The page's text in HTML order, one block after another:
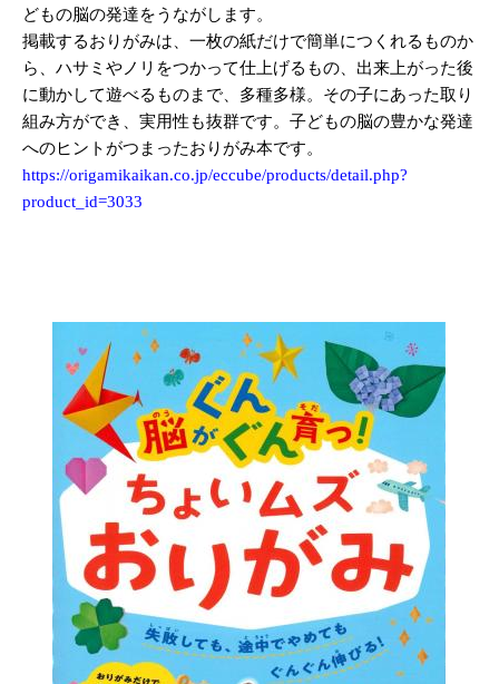
どもの脳の発達をうながします。
掲載するおりがみは、一枚の紙だけで簡単につくれるものか
ら、ハサミやノリをつかって仕上げるもの、出来上がった後
に動かして遊べるものまで、多種多様。その子にあった取り
組み方ができ、実用性も抜群です。子どもの脳の豊かな発達
へのヒントがつまったおりがみ本です。
https://origamikaikan.co.jp/eccube/products/detail.php?
product_id=3033